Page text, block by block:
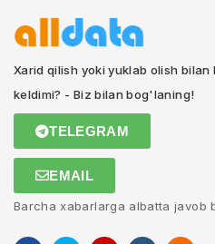
Xarid qilish yoki yuklab olish
keldimi? - Biz bilan bog'laning!
TELEGRAM
EMAIL
Barcha xabarlarga albatta javob